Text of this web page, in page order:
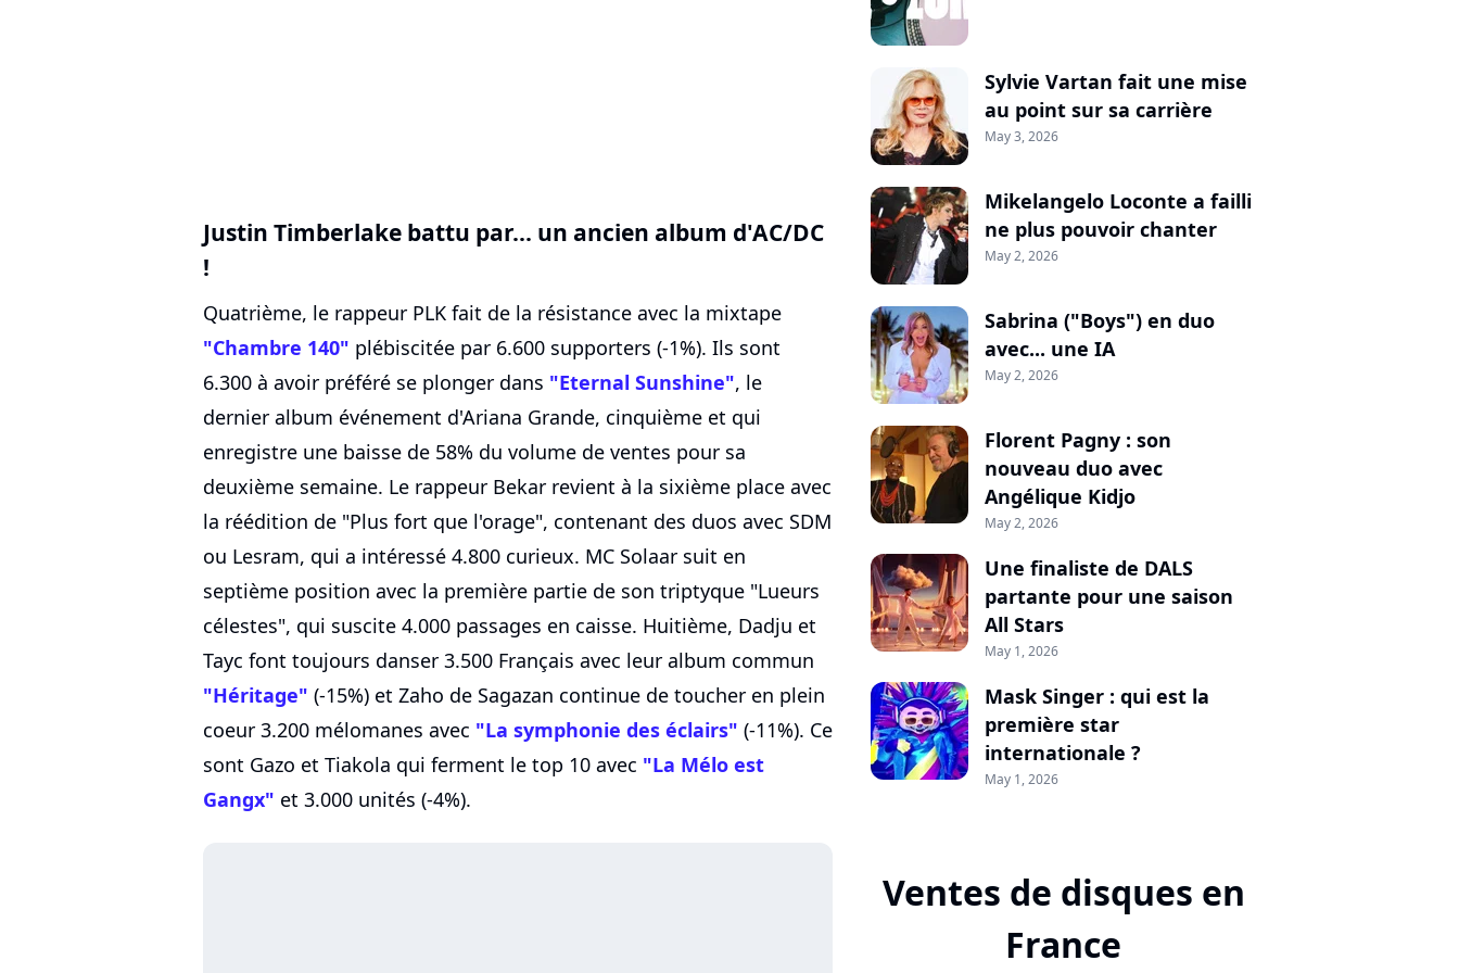
Justin Timberlake battu par... un ancien album d'AC/DC
!
Quatrième, le rappeur PLK fait de la résistance avec la mixtape
"Chambre 140" plébiscitée par 6.600 supporters (-1%). Ils sont
6.300 à avoir préféré se plonger dans "Eternal Sunshine", le
dernier album événement d'Ariana Grande, cinquième et qui
enregistre une baisse de 58% du volume de ventes pour sa
deuxième semaine. Le rappeur Bekar revient à la sixième place avec
la réédition de "Plus fort que l'orage", contenant des duos avec SDM
ou Lesram, qui a intéressé 4.800 curieux. MC Solaar suit en
septième position avec la première partie de son triptyque "Lueurs
célestes", qui suscite 4.000 passages en caisse. Huitième, Dadju et
Tayc font toujours danser 3.500 Français avec leur album commun
"Héritage" (-15%) et Zaho de Sagazan continue de toucher en plein
coeur 3.200 mélomanes avec "La symphonie des éclairs" (-11%). Ce
sont Gazo et Tiakola qui ferment le top 10 avec "La Mélo est
Gangx" et 3.000 unités (-4%).
Sylvie Vartan fait une mise
au point sur sa carrière
May 3, 2026
Mikelangelo Loconte a failli
ne plus pouvoir chanter
May 2, 2026
Sabrina ("Boys") en duo
avec... une IA
May 2, 2026
Florent Pagny : son
nouveau duo avec
Angélique Kidjo
May 2, 2026
Une finaliste de DALS
partante pour une saison
All Stars
May 1, 2026
Mask Singer : qui est la
première star
internationale ?
May 1, 2026
Ventes de disques en
France